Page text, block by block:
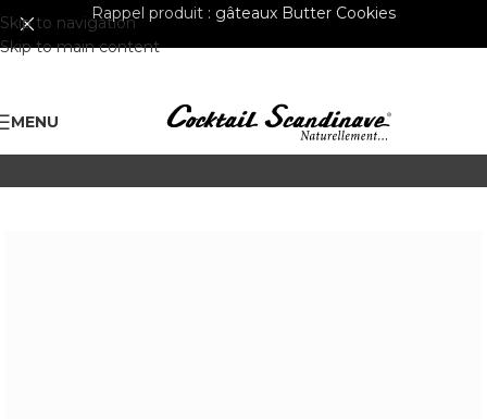
Skip to navigation
Skip to main content
Rappel produit : gâteaux Butter Cookies
MENU